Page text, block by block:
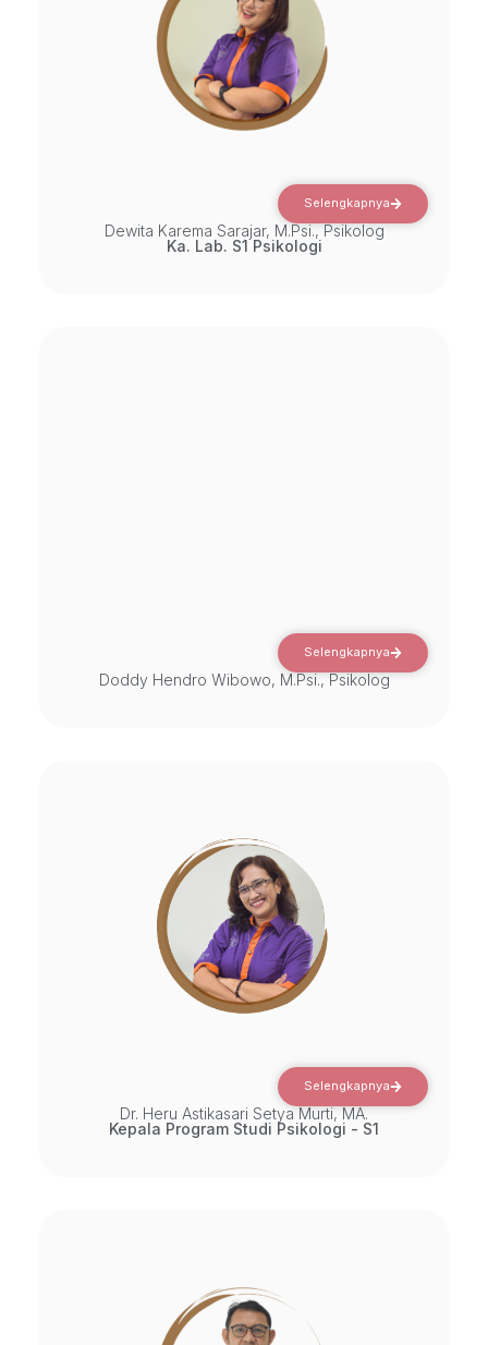
Selengkapnya
Dewita Karema Sarajar, M.Psi., Psikolog
Ka. Lab. S1 Psikologi
Selengkapnya
Doddy Hendro Wibowo, M.Psi., Psikolog
Selengkapnya
Dr. Heru Astikasari Setya Murti, MA.
Kepala Program Studi Psikologi - S1